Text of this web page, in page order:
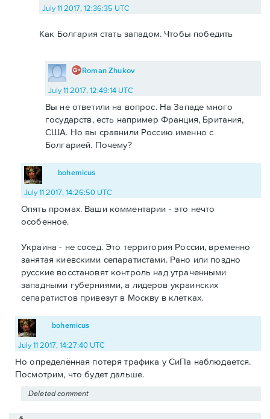
July 11 2017, 12:36:35 UTC
Как Болгария стать западом. Чтобы победить
Roman Zhukov
July 11 2017, 12:49:14 UTC
Вы не ответили на вопрос. На Западе много
государств, есть например Франция, Британия,
США. Но вы сравнили Россию именно с
Болгарией. Почему?
bohemicus
July 11 2017, 14:26:50 UTC
Опять промах. Ваши комментарии - это нечто
особенное.
Украина - не сосед. Это территория России, временно
занятая киевскими сепаратистами. Рано или поздно
русские восстановят контроль над утраченными
западными губерниями, а лидеров украинских
сепаратистов привезут в Москву в клетках.
bohemicus
July 11 2017, 14:27:40 UTC
Но определённая потеря трафика у СиПа наблюдается.
Посмотрим, что будет дальше.
Deleted comment